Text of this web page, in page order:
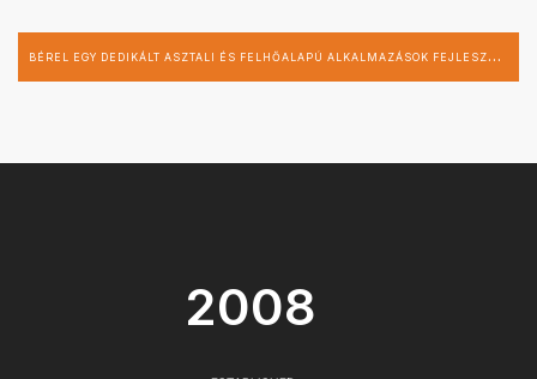
B
ÉREL EGY DEDIKÁLT ASZTALI ÉS FELHŐALAPÚ ALKALMAZÁSOK FEJLESZTŐT
2008